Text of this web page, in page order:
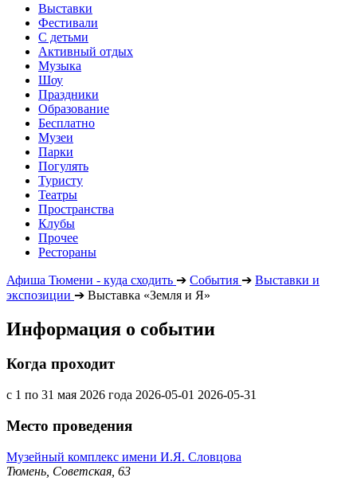
Выставки
Фестивали
С детьми
Активный отдых
Музыка
Шоу
Праздники
Образование
Бесплатно
Музеи
Парки
Погулять
Туристу
Театры
Пространства
Клубы
Прочее
Рестораны
Афиша Тюмени - куда сходить ➔ События ➔ Выставки и
экспозиции ➔ Выставка «Земля и Я»
Информация о событии
Когда проходит
с 1 по 31 мая 2026 года 2026-05-01 2026-05-31
Место проведения
Музейный комплекс имени И.Я. Словцова
Тюмень, Советская, 63